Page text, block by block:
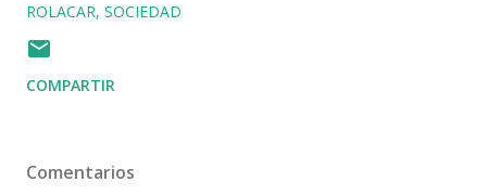
ROLACAR SOCIEDAD
COMPARTIR
Comentarios